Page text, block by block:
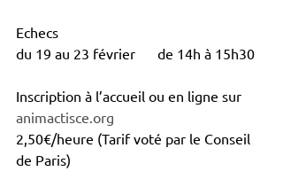
Echecs
du 19 au 23 février 	de 14h à 15h30
Inscription à l’accueil ou en ligne sur
animactisce.org
2,50€/heure (Tarif voté par le Conseil
de Paris)